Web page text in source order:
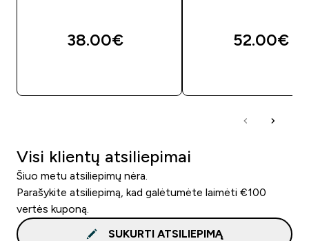
38.00€‎ 52.00€‎
Visi klientų atsiliepimai
Šiuo metu atsiliepimų nėra.
Parašykite atsiliepimą, kad galėtumėte laimėti €100
vertės kuponą.
SUKURTI ATSILIEPIMĄ